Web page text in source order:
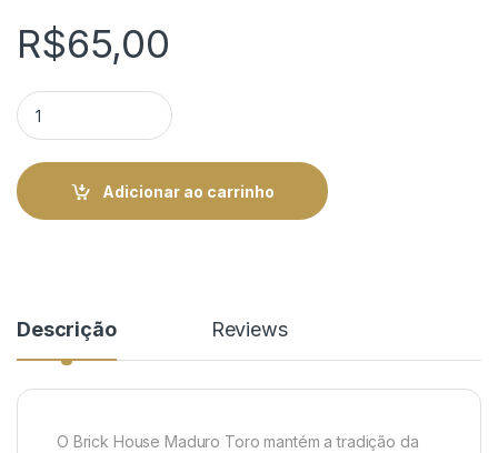
R$65,00
Brick House Maduro Toro - Rico e Saboroso | Rei do Charuto
Adicionar ao carrinho
Descrição Reviews
O Brick House Maduro Toro mantém a tradição da